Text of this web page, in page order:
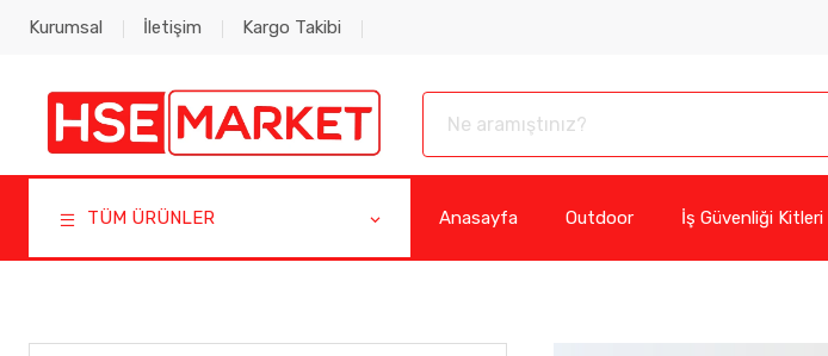
Kurumsal İletişim Kargo Takibi
TÜM ÜRÜNLER Anasayfa Outdoor İş Güvenliği Kitleri